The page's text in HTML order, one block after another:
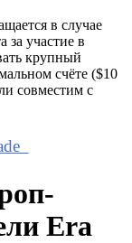
в случае
за участие в
крупный
счёте ($10
совместим с
Era